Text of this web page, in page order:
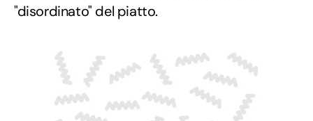
"disordinato" del piatto.